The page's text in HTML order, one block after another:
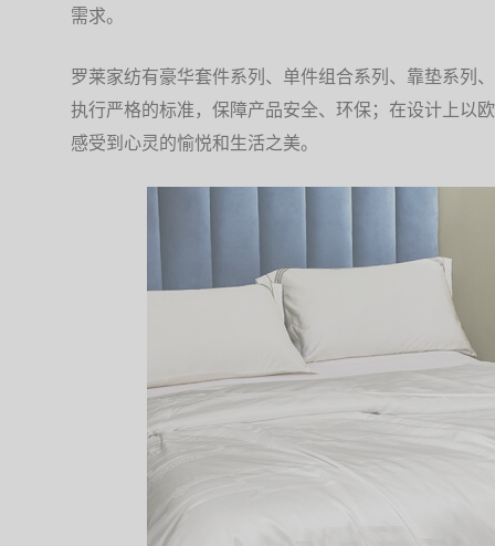
需求。
罗莱家纺有豪华套件系列、单件组合系列、靠垫系列
执行严格的标准，保障产品安全、环保；在设计上以
感受到心灵的愉悦和生活之美。